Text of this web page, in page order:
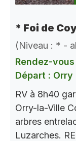
* Foi de
(Niveau : * -
Rendez-
Départ :
RV à 8h40
Orry-la-Ville
arbres
Luzarches.